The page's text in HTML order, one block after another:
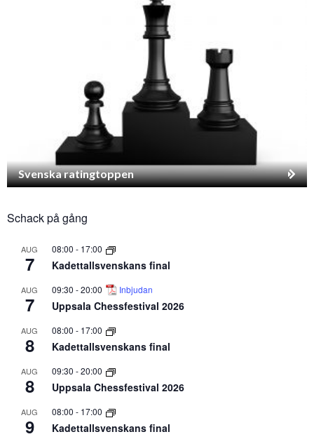
Svenska ratingtoppen
Schack på gång
AUG
7
08:00 - 17:00
Kadettallsvenskans final
AUG
7
09:30 -20:00 Inbjudan
Uppsala Chessfestival 2026
AUG
8
08:00 - 17:00
Kadettallsvenskans final
AUG
8
09:30 -20:00
Uppsala Chessfestival 2026
AUG
9
08:00 - 17:00
Kadettallsvenskans final